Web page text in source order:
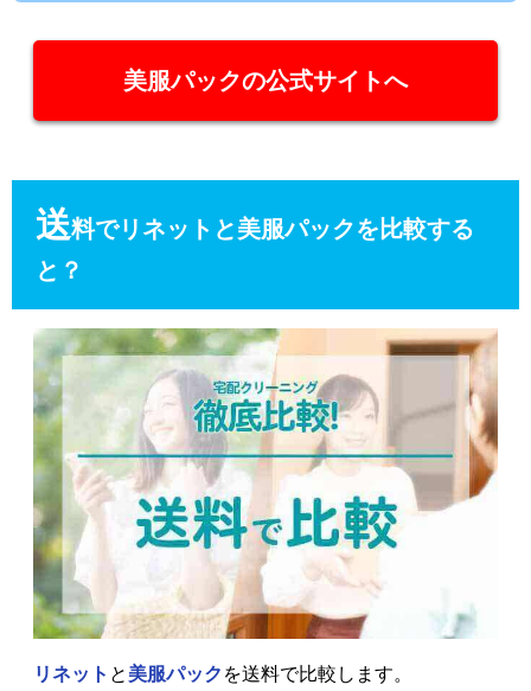
美服パックの公式サイトへ
送料でリネットと美服パックを比較する
と？
リネット と 美服パック を送料で比較します。